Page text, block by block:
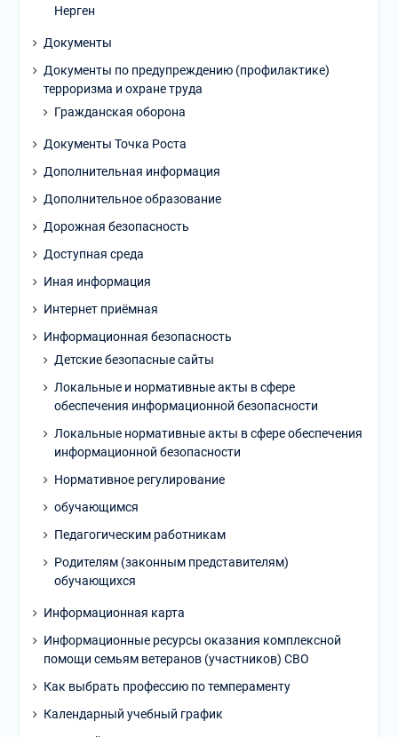
Нерген
Документы
Документы по предупреждению (профилактике)
терроризма и охране труда
Гражданская оборона
Документы Точка Роста
Дополнительная информация
Дополнительное образование
Дорожная безопасность
Доступная среда
Иная информация
Интернет приёмная
Информационная безопасность
Детские безопасные сайты
Локальные и нормативные акты в сфере
обеспечения информационной безопасности
Локальные нормативные акты в сфере обеспечения
информационной безопасности
Нормативное регулирование
обучающимся
Педагогическим работникам
Родителям (законным представителям)
обучающихся
Информационная карта
Информационные ресурсы оказания комплексной
помощи семьям ветеранов (участников) СВО
Как выбрать профессию по темпераменту
Календарный учебный график